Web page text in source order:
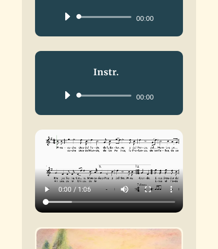
Reproductor00:00
Instr.
Reproductor00:00